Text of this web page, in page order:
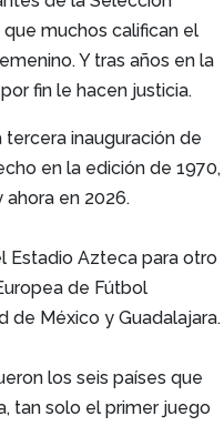
muchos califican el
Y tras años en la
fin le hacen justicia.
inauguración de
en la edición de 1970,
en 2026.
Estadio Azteca para otro
de Fútbol
de México y Guadalajara.
los seis países que
tan solo el primer juego